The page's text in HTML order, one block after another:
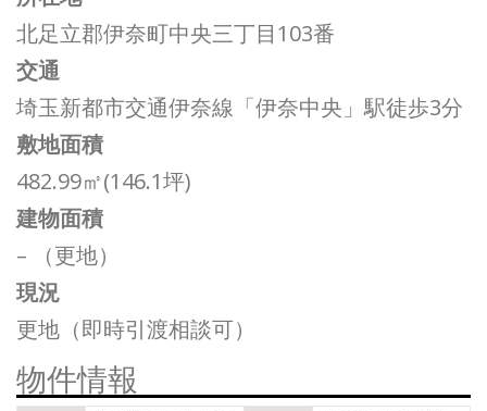
北足立郡伊奈町中央三丁目103番
交通
埼玉新都市交通伊奈線「伊奈中央」駅徒歩3分
敷地面積
482.99㎡(146.1坪)
建物面積
– （更地）
現況
更地（即時引渡相談可）
物件情報